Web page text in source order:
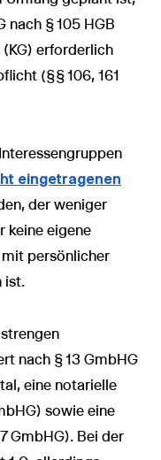
nach § 105 HGB
erforderlich
(§§ 106, 161
eingetragenen
der weniger
keine eigene
persönlicher
ist.
nach § 13 GmbHG
eine notarielle
sowie eine
GmbHG). Bei der